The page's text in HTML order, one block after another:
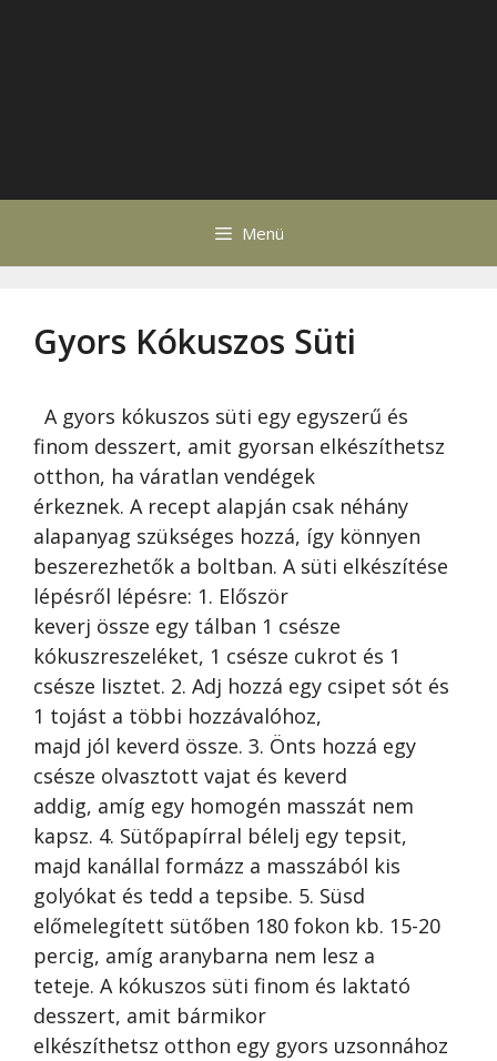
Menü
Gyors Kókuszos Süti
A gyors kókuszos süti egy egyszerű és
finom desszert, amit gyorsan elkészíthetsz
otthon, ha váratlan vendégek
érkeznek. A recept alapján csak néhány
alapanyag szükséges hozzá, így könnyen
beszerezhetők a boltban. A süti elkészítése
lépésről lépésre: 1. Először
keverj össze egy tálban 1 csésze
kókuszreszeléket, 1 csésze cukrot és 1
csésze lisztet. 2. Adj hozzá egy csipet sót és
1 tojást a többi hozzávalóhoz,
majd jól keverd össze. 3. Önts hozzá egy
csésze olvasztott vajat és keverd
addig, amíg egy homogén masszát nem
kapsz. 4. Sütőpapírral bélelj egy tepsit,
majd kanállal formázz a masszából kis
golyókat és tedd a tepsibe. 5. Süsd
előmelegített sütőben 180 fokon kb. 15-20
percig, amíg aranybarna nem lesz a
teteje. A kókuszos süti finom és laktató
desszert, amit bármikor
elkészíthetsz otthon egy gyors uzsonnához